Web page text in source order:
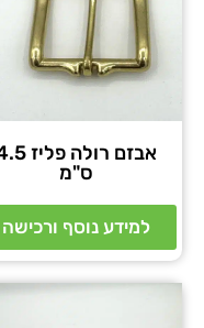
אבזם רולה
ס"מ
למידע נוסף ורכישה